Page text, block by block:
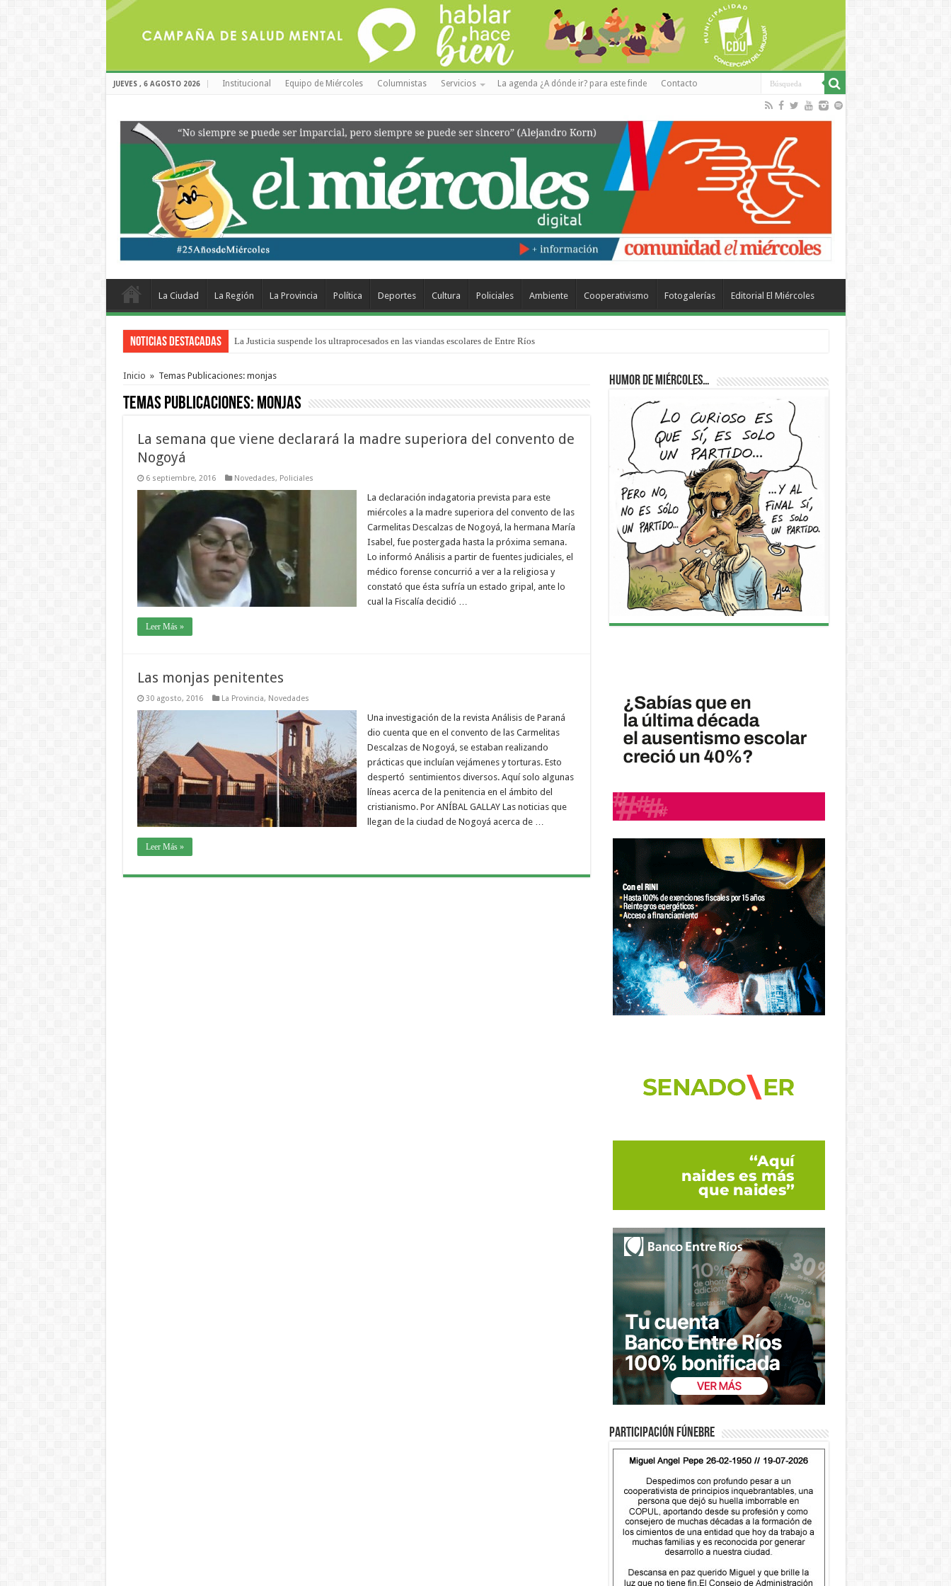
JUEVES , 6 AGOSTO 2026 Institucional Equipo de Miércoles Columnistas Servicios La agenda ¿A dónde ir? para este finde Contacto
La Ciudad La Región La Provincia Política Deportes Cultura Policiales Ambiente Cooperativismo Fotogalerías Editorial El Miércoles
Noticias Destacadas La Justicia suspende los ultraprocesados en las viandas escolares de Entre Ríos
Se presentará la obra “La Runfla de los Macanos”
Inicio » Temas Publicaciones: monjas
Temas Publicaciones: monjas
La semana que viene declarará la madre superiora del convento de
Nogoyá
6 septiembre, 2016 Novedades, Policiales
La declaración indagatoria prevista para este
miércoles a la madre superiora del convento de las
Carmelitas Descalzas de Nogoyá, la hermana María
Isabel, fue postergada hasta la próxima semana.
Lo informó Análisis a partir de fuentes judiciales, el
médico forense concurrió a ver a la religiosa y
constató que ésta sufría un estado gripal, ante lo
cual la Fiscalía decidió …
Leer Más »
Las monjas penitentes
30 agosto, 2016 La Provincia, Novedades
Una investigación de la revista Análisis de Paraná
dio cuenta que en el convento de las Carmelitas
Descalzas de Nogoyá, se estaban realizando
prácticas que incluían vejámenes y torturas. Esto
despertó sentimientos diversos. Aquí solo algunas
líneas acerca de la penitencia en el ámbito del
cristianismo. Por ANÍBAL GALLAY Las noticias que
llegan de la ciudad de Nogoyá acerca de …
Leer Más »
Humor de Miércoles…
Participación fúnebre